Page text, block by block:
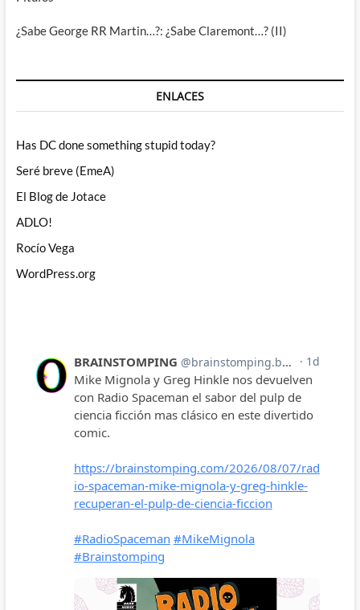
¿Sabe George RR Martin…?: ¿Sabe Claremont…? (II)
ENLACES
Has DC done something stupid today?
Seré breve (EmeA)
El Blog de Jotace
ADLO!
Rocío Vega
WordPress.org